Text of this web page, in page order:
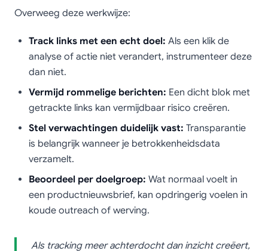
Overweeg deze werkwijze:
Track links met een echt doel: Als een klik de
analyse of actie niet verandert, instrumenteer deze
dan niet.
Vermijd rommelige berichten: Een dicht blok met
getrackte links kan vermijdbaar risico creëren.
Stel verwachtingen duidelijk vast: Transparantie
is belangrijk wanneer je betrokkenheidsdata
verzamelt.
Beoordeel per doelgroep: Wat normaal voelt in
een productnieuwsbrief, kan opdringerig voelen in
koude outreach of werving.
Als tracking meer achterdocht dan inzicht creëert,